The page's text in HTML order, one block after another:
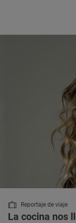
Reportaje de viaje
La cocina nos